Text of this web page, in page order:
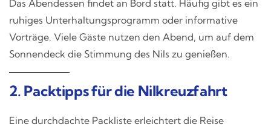
Das Abendessen findet an Bord statt. Häufig gibt es ein
ruhiges Unterhaltungsprogramm oder informative
Vorträge. Viele Gäste nutzen den Abend, um auf dem
Sonnendeck die Stimmung des Nils zu genießen.
2. Packtipps für die Nilkreuzfahrt
Eine durchdachte Packliste erleichtert die Reise